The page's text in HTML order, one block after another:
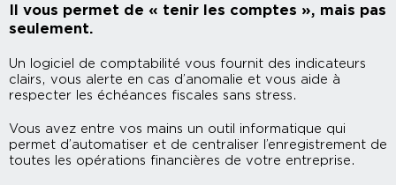
Il vous permet de « tenir les comptes », mais pas
seulement.
Un logiciel de comptabilité vous fournit des indicateurs
clairs, vous alerte en cas d’anomalie et vous aide à
respecter les échéances fiscales sans stress.
Vous avez entre vos mains un outil informatique qui
permet d’automatiser et de centraliser l’enregistrement de
toutes les opérations financières de votre entreprise.